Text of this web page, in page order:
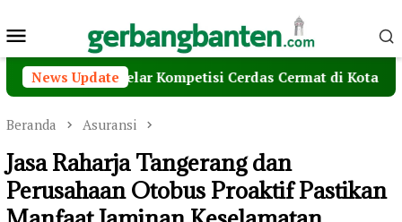
ke
Menu
Mobile
News Update
Gelar Kompetisi Cerdas Cermat di Kota Serang
Beranda Asuransi
Jasa Raharja Tangerang dan
Perusahaan Otobus Proaktif Pastikan